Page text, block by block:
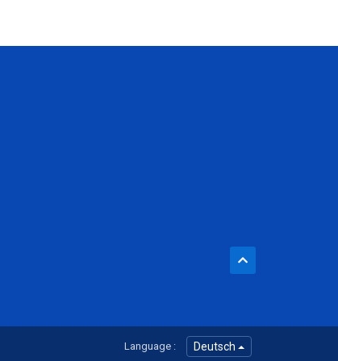
Language : Deutsch